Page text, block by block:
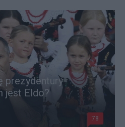
prezydentury
jest Eldo?
78